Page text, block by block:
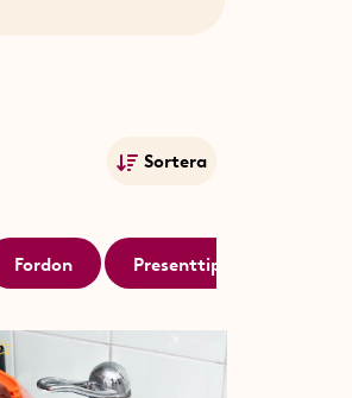
ditt
är
eller bil.
Sortera
Namn Ö-A
pris
Fordon Presenttips